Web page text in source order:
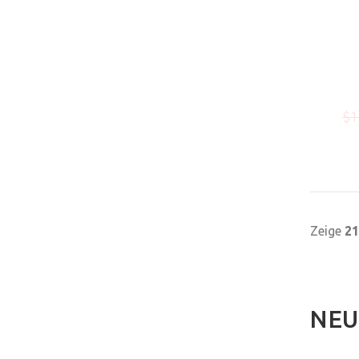
Zeige 21